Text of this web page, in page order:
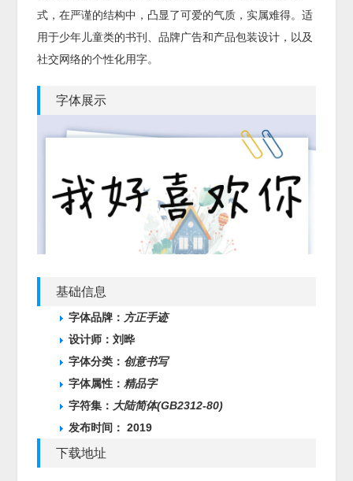
式，在严谨的结构中，凸显了可爱的气质，实属难得。适
用于少年儿童类的书刊、品牌广告和产品包装设计，以及
社交网络的个性化用字。
字体展示
基础信息
字体品牌： 方正手迹
设计师：刘晔
字体分类： 创意书写
字体属性：精品字
字符集： 大陆简体(GB2312-80)
发布时间： 2019
下载地址